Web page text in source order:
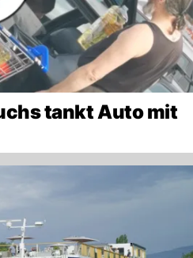
tankt Auto mit